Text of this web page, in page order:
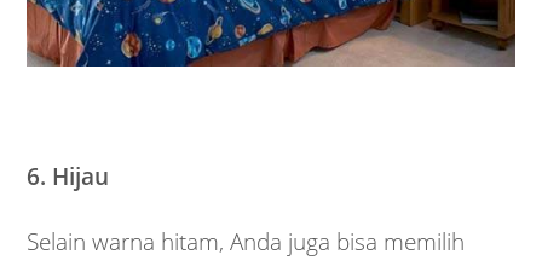
6. Hijau
Selain warna hitam, Anda juga bisa memilih